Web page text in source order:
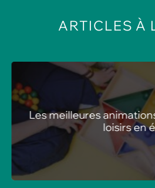
ARTICLES À
Les meilleures
loisirs en